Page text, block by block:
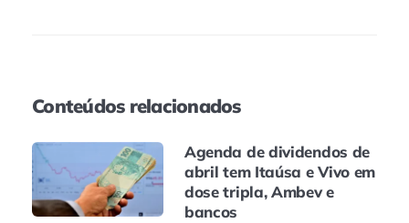
Conteúdos relacionados
Agenda de dividendos de
abril tem Itaúsa e Vivo em
dose tripla, Ambev e
bancos